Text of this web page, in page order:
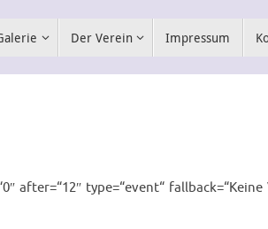
Der Verein Impressum
after=“12″ type=“event“